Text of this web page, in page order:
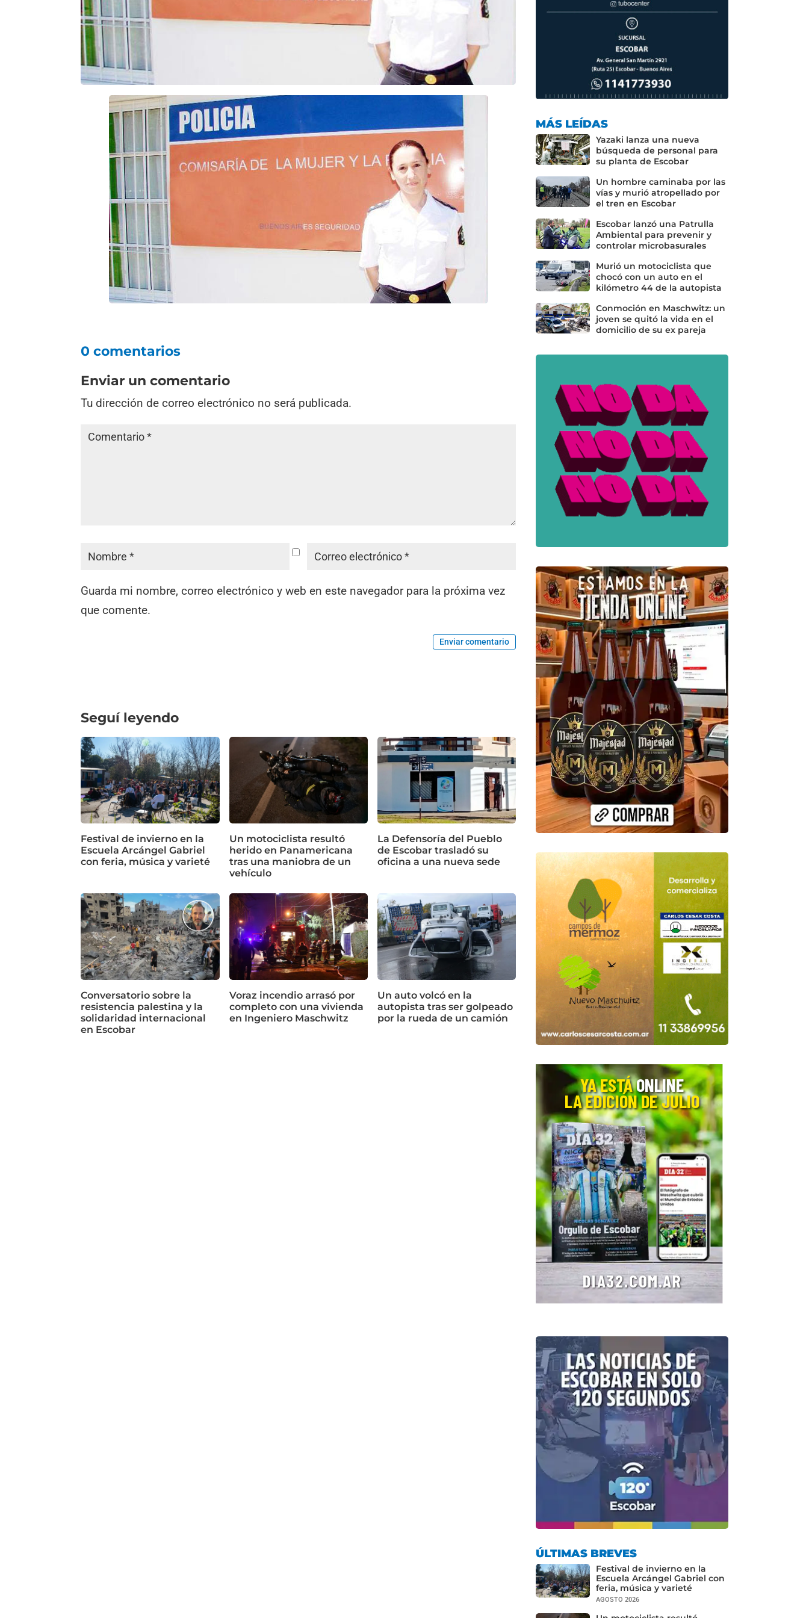
0 comentarios
Enviar un comentario
Tu dirección de correo electrónico no será publicada.
Guarda mi nombre, correo electrónico y web en este navegador para la próxima vez
que comente.
Enviar comentario
Seguí leyendo
Festival de invierno en la
Escuela Arcángel Gabriel
con feria, música y varieté
Un motociclista resultó
herido en Panamericana
tras una maniobra de un
vehículo
La Defensoría del Pueblo
de Escobar trasladó su
oficina a una nueva sede
Conversatorio sobre la
resistencia palestina y la
solidaridad internacional
en Escobar
Voraz incendio arrasó por
completo con una vivienda
en Ingeniero Maschwitz
Un auto volcó en la
autopista tras ser golpeado
por la rueda de un camión
MÁS LEÍDAS
Yazaki lanza una nueva
búsqueda de personal para
su planta de Escobar
Un hombre caminaba por las
vías y murió atropellado por
el tren en Escobar
Escobar lanzó una Patrulla
Ambiental para prevenir y
controlar microbasurales
Murió un motociclista que
chocó con un auto en el
kilómetro 44 de la autopista
Conmoción en Maschwitz: un
joven se quitó la vida en el
domicilio de su ex pareja
ÚLTIMAS BREVES
Festival de invierno en la
Escuela Arcángel Gabriel con
feria, música y varieté
AGOSTO 2026